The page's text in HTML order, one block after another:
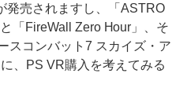
発売されますし、「ASTRO
「FireWall Zero Hour」、そ
スコンバット7 スカイズ・ア
、PS VR購入を考えてみる